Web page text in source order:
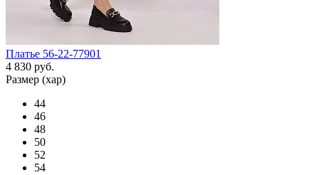
Платье 56-22-77901
4 830 руб.
Размер (хар)
44
46
48
50
52
54